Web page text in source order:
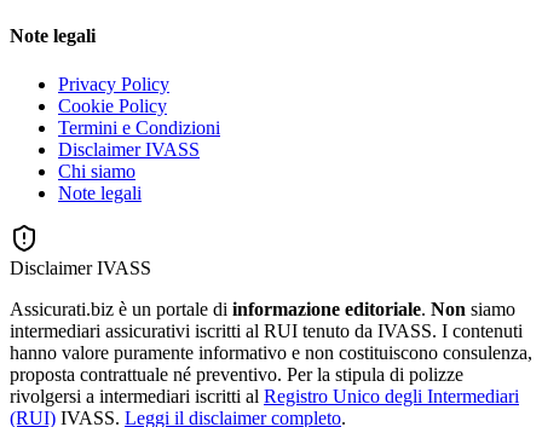
Note legali
Privacy Policy
Cookie Policy
Termini e Condizioni
Disclaimer IVASS
Chi siamo
Note legali
Disclaimer IVASS
Assicurati.biz è un portale di informazione editoriale. Non siamo
intermediari assicurativi iscritti al RUI tenuto da IVASS. I contenuti
hanno valore puramente informativo e non costituiscono consulenza,
proposta contrattuale né preventivo. Per la stipula di polizze
rivolgersi a intermediari iscritti al Registro Unico degli Intermediari
(RUI) IVASS. Leggi il disclaimer completo.